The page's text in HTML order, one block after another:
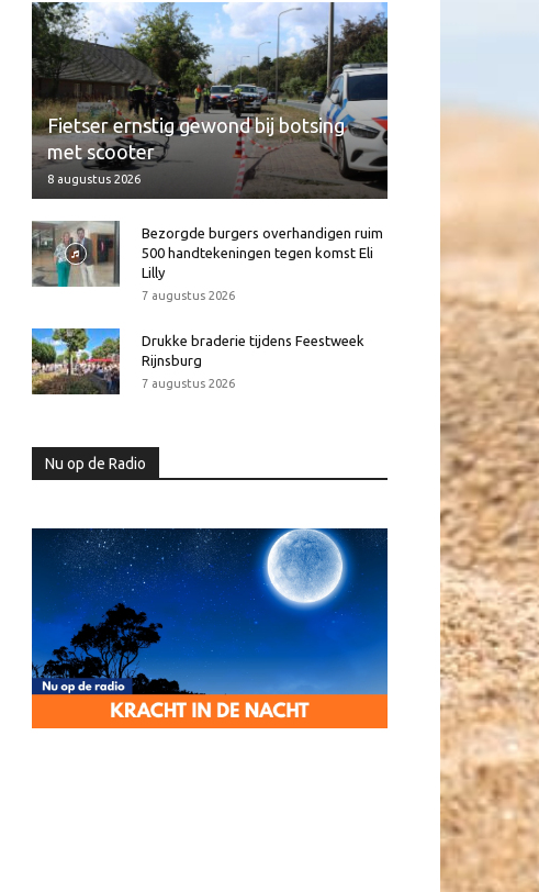
Fietser ernstig gewond bij botsing
met scooter
8 augustus 2026
Bezorgde burgers overhandigen ruim
500 handtekeningen tegen komst Eli
Lilly
7 augustus 2026
Drukke braderie tijdens Feestweek
Rijnsburg
7 augustus 2026
Nu op de Radio